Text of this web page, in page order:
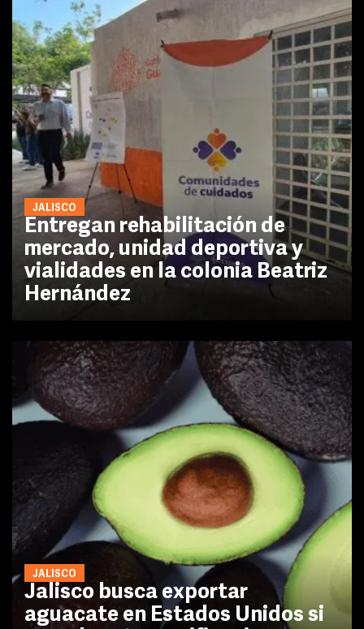
JALISCO
Entregan rehabilitación de
mercado, unidad deportiva y
vialidades en la colonia Beatriz
Hernández
JALISCO
Jalisco busca exportar
aguacate en Estados Unidos si